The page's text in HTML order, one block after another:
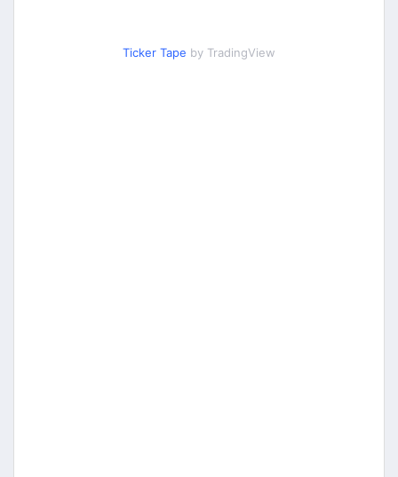
Ticker Tape by TradingView